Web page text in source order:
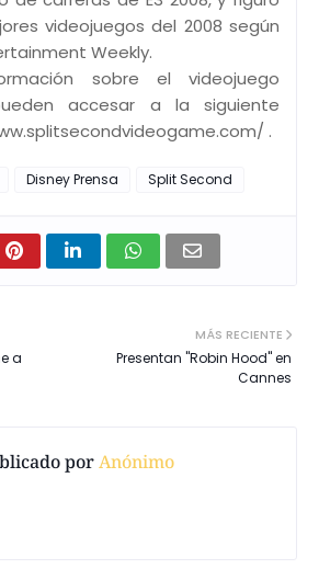
videojuegos del 2008 según
Weekly.
sobre el videojuego
accesar a la siguiente
.
Disney Prensa Split Second
MÁS RECIENTE
Presentan "Robin Hood" en
Cannes
a
porAnónimo